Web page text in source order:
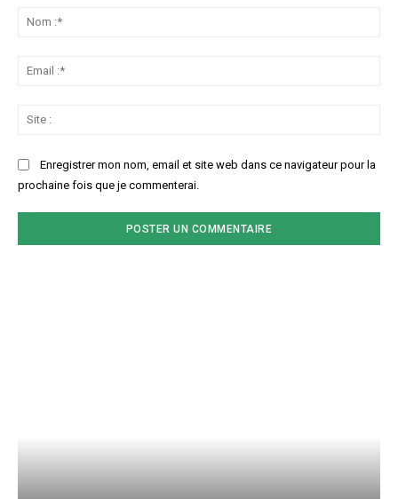
Enregistrer mon nom, email et site web dans ce navigateur pour la
prochaine fois que je commenterai.